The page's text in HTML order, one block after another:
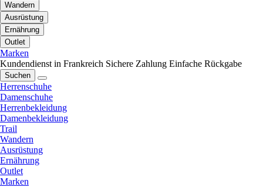
Wandern
Ausrüstung
Ernährung
Outlet
Marken
Kundendienst in Frankreich Sichere Zahlung Einfache Rückgabe
Suchen
Herrenschuhe
Damenschuhe
Herrenbekleidung
Damenbekleidung
Trail
Wandern
Ausrüstung
Ernährung
Outlet
Marken